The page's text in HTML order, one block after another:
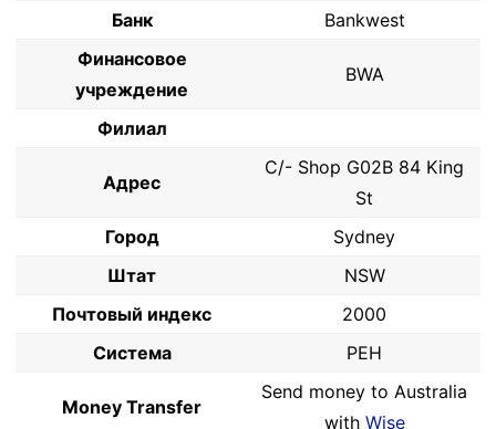
Банк
Bankwest
Финансовое
учреждение
BWA
Филиал
Адрес
C/- Shop G02B 84 King
St
Город
Sydney
Штат
NSW
Почтовый индекс
2000
Система
PEH
Money Transfer
Send money to Australia
with Wise